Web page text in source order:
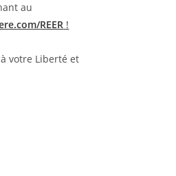
au
REER !
votre Liberté et